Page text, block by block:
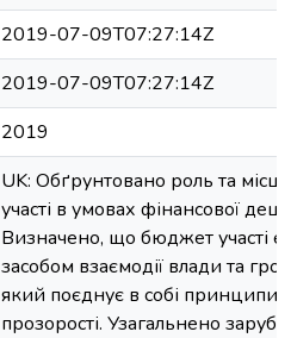
2019-07-09T07:27:14Z
2019-07-09T07:27:14Z
2019
UK: Обґрунтовано роль та
участі в умовах фінансової
Визначено, що бюджет участі є
засобом взаємодії влади та
який поєднує в собі принципи
прозорості. Узагальнено